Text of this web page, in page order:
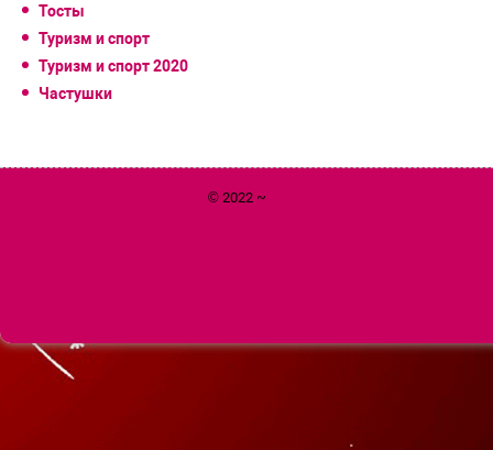
Тосты
Туризм и спорт
Туризм и спорт 2020
Частушки
© 2022 ~